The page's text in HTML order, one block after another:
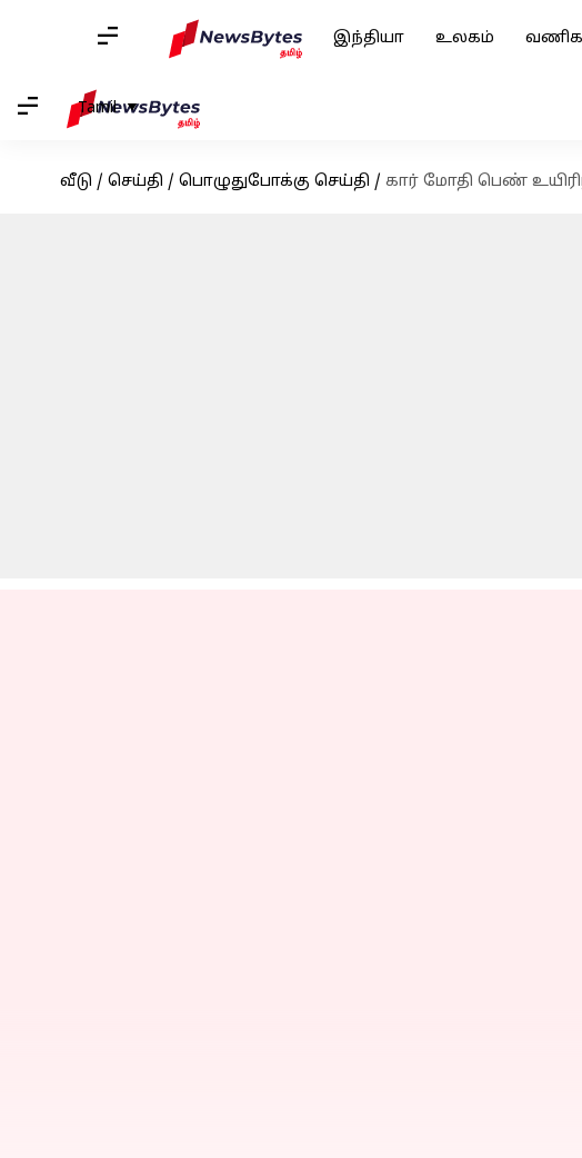
இந்தியா உலகம்
Tamil
வீடு / செய்தி / பொழுதுபோக்கு செய்தி / கார் மோதி பெண்